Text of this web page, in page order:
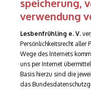
speicherung,
verwendung
Lesbenfrühling e. V.
Persönlichkeitsrecht aller
Wege des Internets
uns per Internet
Basis hierzu sind die
das